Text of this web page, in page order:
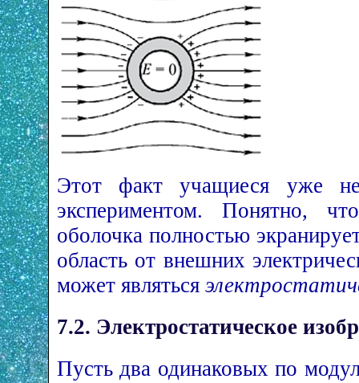
Этот факт учащиеся уже
экспериментом. Понятно,
оболочка полностью
область от внешних
может являться
7.2. Электростатическое
Пусть два одинаковых по